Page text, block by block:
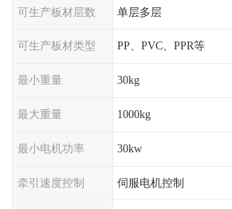
可生产板材层数 单层多层
可生产板材类型 PP、PVC、PPR等
最小重量 30kg
最大重量 1000kg
最小电机功率 30kw
牵引速度控制 伺服电机控制